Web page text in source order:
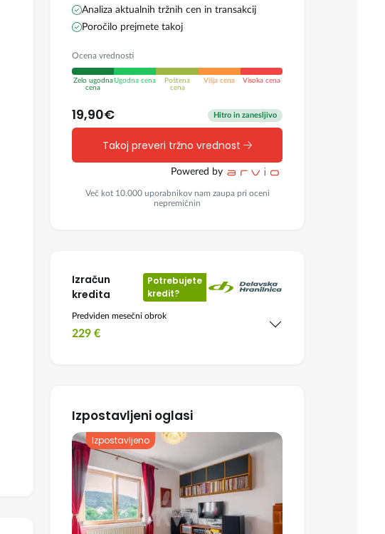
Analiza aktualnih tržnih cen in transakcij
Poročilo prejmete takoj
Ocena vrednosti
Zelo ugodna
cena
Ugodna cena
Poštena
cena
Višja cena Visoka cena
19,90€ Hitro in zanesljivo
Takoj preveri tržno vrednost
Powered by
Več kot 10.000 uporabnikov nam zaupa pri oceni
nepremičnin
Izračun
kredita
Potrebujete
kredit?
Predviden mesečni obrok
229 €
Izpostavljeni oglasi
Izpostavljeno